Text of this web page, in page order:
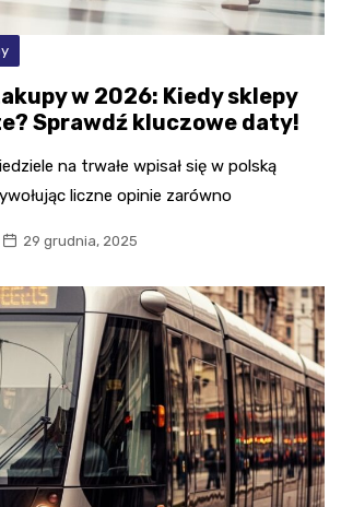
w 2026: Kiedy sklepy
Sprawdź kluczowe daty!
na trwałe wpisał się w polską
liczne opinie zarówno
29 grudnia, 2025